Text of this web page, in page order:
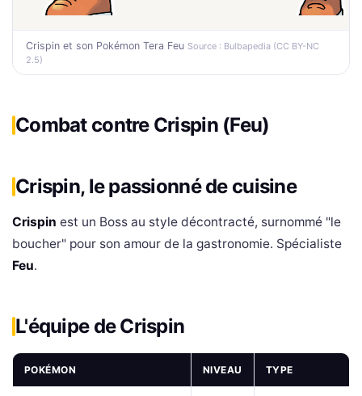
Crispin et son Pokémon Tera Feu Source : Bulbapedia (CC BY-NC
2.5)
Combat contre Crispin (Feu)
Crispin, le passionné de cuisine
Crispin est un Boss au style décontracté, surnommé "le
boucher" pour son amour de la gastronomie. Spécialiste
Feu.
L'équipe de Crispin
POKÉMON NIVEAU TYPE